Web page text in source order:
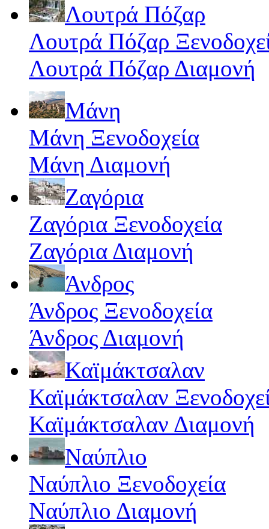
Λουτρά Πόζαρ
Λουτρά Πόζαρ
Λουτρά Πόζαρ Διαμονή
Μάνη
Μάνη Ξενοδοχεία
Μάνη Διαμονή
Ζαγόρια
Ζαγόρια Ξενοδοχεία
Ζαγόρια Διαμονή
Άνδρος
Άνδρος Ξενοδοχεία
Άνδρος Διαμονή
Καϊμάκτσαλαν
Καϊμάκτσαλαν
Καϊμάκτσαλαν Διαμονή
Ναύπλιο
Ναύπλιο Ξενοδοχεία
Ναύπλιο Διαμονή